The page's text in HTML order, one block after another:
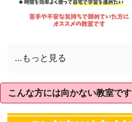
...もっと見る
こんな方には向かない教室です